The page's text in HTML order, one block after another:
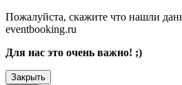
Пожалуйста, скажите что нашли
eventbooking.ru
Для нас это очень важно! ;)
Закрыть